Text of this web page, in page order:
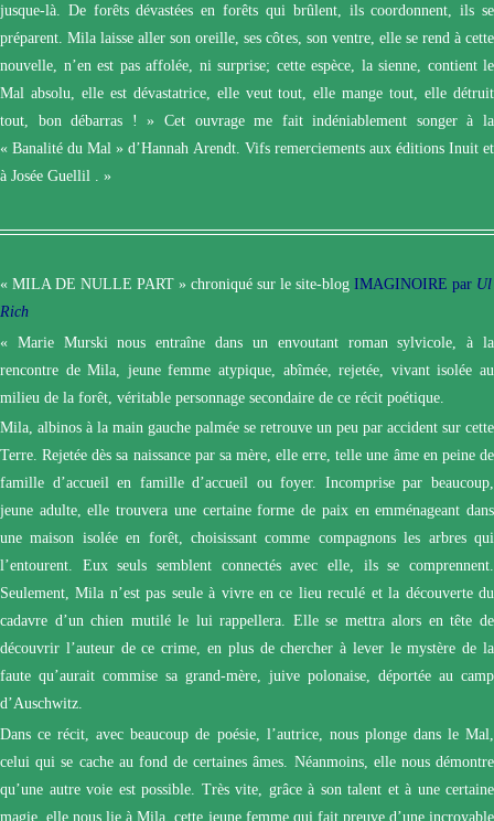
jusque-là. De forêts dévastées en forêts qui brûlent, ils coordonnent, ils se
préparent. Mila laisse aller son oreille, ses côtes, son ventre, elle se rend à cette
nouvelle, n’en est pas affolée, ni surprise; cette espèce, la sienne, contient le
Mal absolu, elle est dévastatrice, elle veut tout, elle mange tout, elle détruit
tout, bon débarras ! » Cet ouvrage me fait indéniablement songer à la
« Banalité du Mal » d’Hannah Arendt. Vifs remerciements aux éditions Inuit et
à Josée Guellil . »
« MILA DE NULLE PART » chroniqué sur le site-blog IMAGINOIRE par Ul
Rich
« Marie Murski nous entraîne dans un envoutant roman sylvicole, à la
rencontre de Mila, jeune femme atypique, abîmée, rejetée, vivant isolée au
milieu de la forêt, véritable personnage secondaire de ce récit poétique.
Mila, albinos à la main gauche palmée se retrouve un peu par accident sur cette
Terre. Rejetée dès sa naissance par sa mère, elle erre, telle une âme en peine de
famille d’accueil en famille d’accueil ou foyer. Incomprise par beaucoup,
jeune adulte, elle trouvera une certaine forme de paix en emménageant dans
une maison isolée en forêt, choisissant comme compagnons les arbres qui
l’entourent. Eux seuls semblent connectés avec elle, ils se comprennent.
Seulement, Mila n’est pas seule à vivre en ce lieu reculé et la découverte du
cadavre d’un chien mutilé le lui rappellera. Elle se mettra alors en tête de
découvrir l’auteur de ce crime, en plus de chercher à lever le mystère de la
faute qu’aurait commise sa grand-mère, juive polonaise, déportée au camp
d’Auschwitz.
Dans ce récit, avec beaucoup de poésie, l’autrice, nous plonge dans le Mal,
celui qui se cache au fond de certaines âmes. Néanmoins, elle nous démontre
qu’une autre voie est possible. Très vite, grâce à son talent et à une certaine
magie, elle nous lie à Mila, cette jeune femme qui fait preuve d’une incroyable